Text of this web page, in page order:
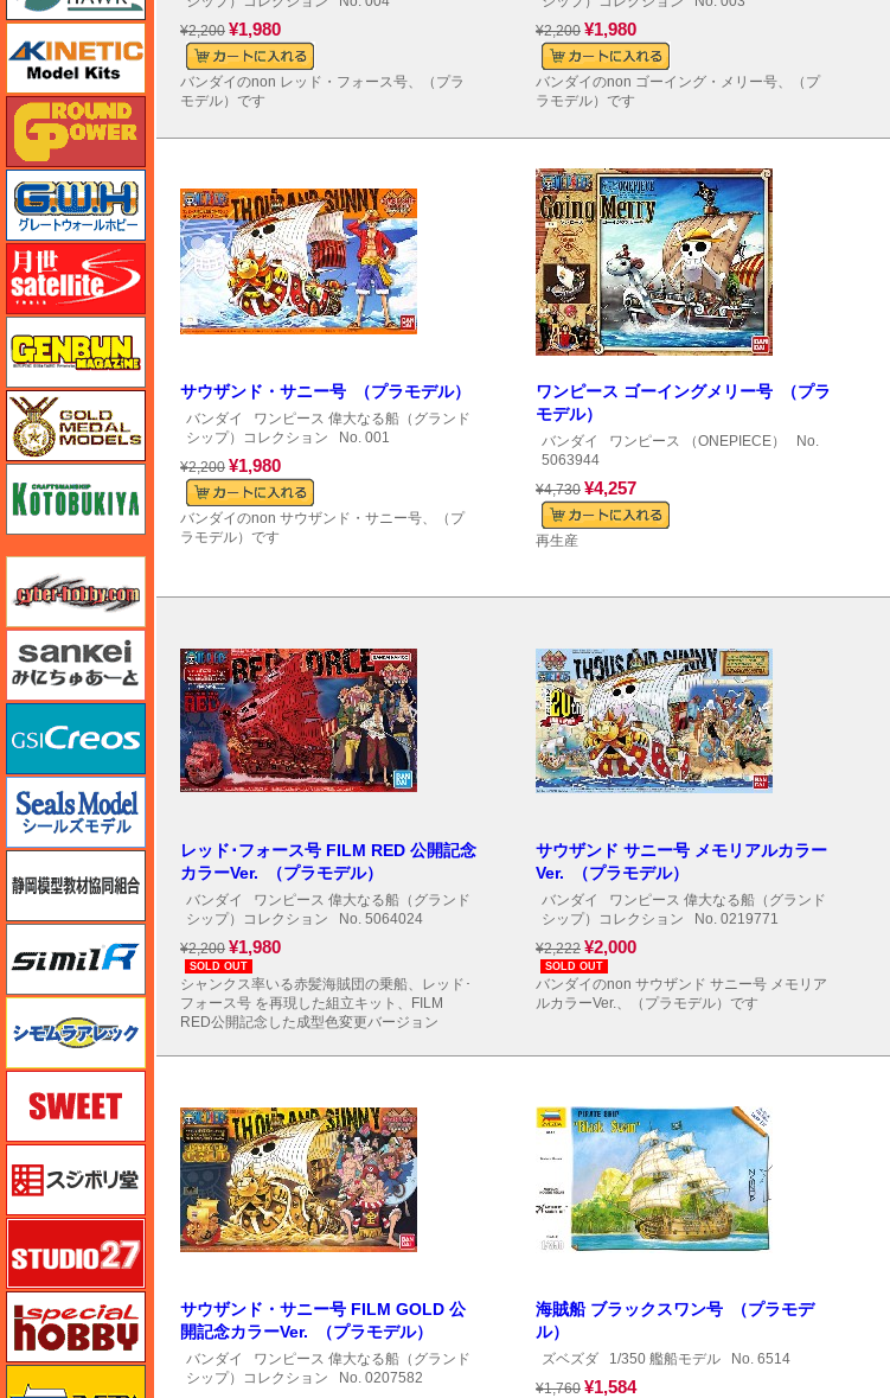
¥2,200 ¥1,980
バンダイのnon レッド・フォース号、（プラ
モデル）です
¥2,200 ¥1,980
バンダイのnon ゴーイング・メリー号、（プ
ラモデル）です
サウザンド・サニー号 （プラモデル）
バンダイ
ワンピース 偉大なる船（グランド
シップ）コレクション No. 001
¥2,200 ¥1,980
バンダイのnon サウザンド・サニー号、（プ
ラモデル）です
ワンピース ゴーイングメリー号 （プラ
モデル）
バンダイ ワンピース （ONEPIECE）
No.
5063944
¥4,730 ¥4,257
再生産
レッド･フォース号 FILM RED 公開記念
カラーVer. （プラモデル）
バンダイ
ワンピース 偉大なる船（グランド
シップ）コレクション No. 5064024
¥2,200 ¥1,980
SOLD OUT
シャンクス率いる赤髪海賊団の乗船、レッド･
フォース号 を再現した組立キット、FILM
RED公開記念した成型色変更バージョン
サウザンド サニー号 メモリアルカラー
Ver. （プラモデル）
バンダイ
ワンピース 偉大なる船（グランド
シップ）コレクション No. 0219771
¥2,222 ¥2,000
SOLD OUT
バンダイのnon サウザンド サニー号 メモリア
ルカラーVer.、（プラモデル）です
サウザンド・サニー号 FILM GOLD 公
開記念カラーVer. （プラモデル）
バンダイ
ワンピース 偉大なる船（グランド
シップ）コレクション No. 0207582
海賊船 ブラックスワン号 （プラモデ
ル）
ズベズダ 1/350 艦船モデル No. 6514
¥1,760 ¥1,584
キネテック
ガリレオ出版 グランドパワー
月世 サテライトツールス
ゲンブンマガジン
ゴールドメダルモデルズ
コトブキヤ
GSIクレオス
シールズモデル
静岡模型協同組合
シモムラアレック
スジボリ堂
スタジオ27・タブデザイン
スペシャルホビー
ズベズダ（Zvezda）